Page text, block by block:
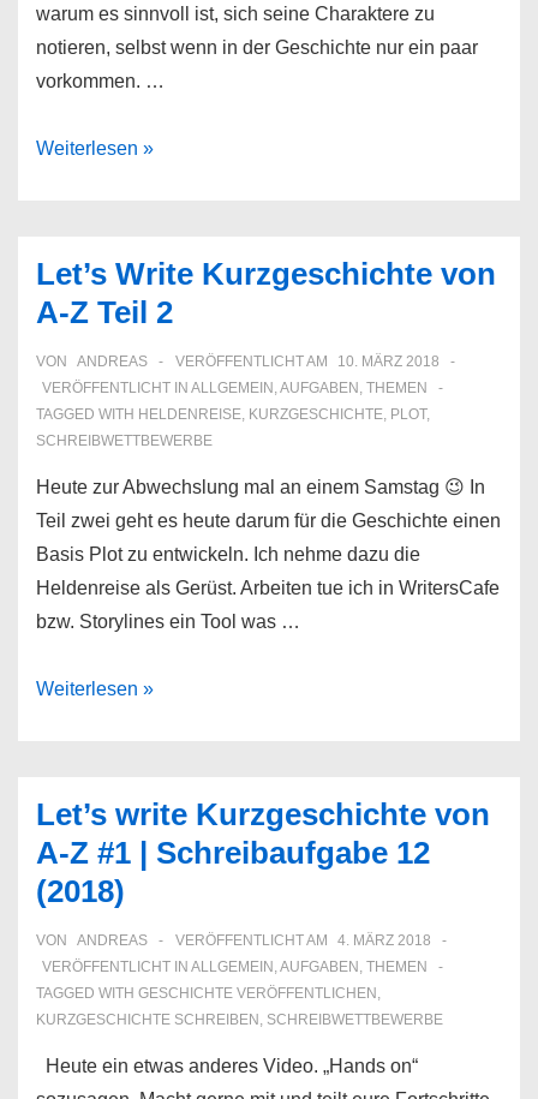
warum es sinnvoll ist, sich seine Charaktere zu
notieren, selbst wenn in der Geschichte nur ein paar
vorkommen. …
Let’s
A-
Z
3
Weiterlesen »
Let’s Write Kurzgeschichte von
A-Z Teil 2
VON ANDREAS VERÖFFENTLICHT AM
10. MÄRZ 2018
VERÖFFENTLICHT IN ALLGEMEIN AUFGABEN THEMEN
TAGGED WITH HELDENREISE KURZGESCHICHTE PLOT,
SCHREIBWETTBEWERBE
Heute zur Abwechslung mal an einem Samstag 😉 In
Teil zwei geht es heute darum für die Geschichte einen
Basis Plot zu entwickeln. Ich nehme dazu die
Heldenreise als Gerüst. Arbeiten tue ich in WritersCafe
bzw. Storylines ein Tool was …
Let’s
A-
Z
Teil
Weiterlesen »
Let’s write Kurzgeschichte von
A-Z #1 | Schreibaufgabe 12
(2018)
VON ANDREAS VERÖFFENTLICHT AM
4. MÄRZ 2018
VERÖFFENTLICHT IN ALLGEMEIN AUFGABEN THEMEN
TAGGED WITH GESCHICHTE VERÖFFENTLICHEN
KURZGESCHICHTE SCHREIBEN SCHREIBWETTBEWERBE
Heute ein etwas anderes Video. „Hands on“